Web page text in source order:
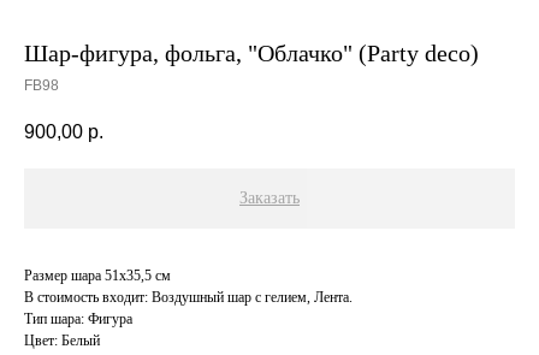
Шар-фигура, фольга, "Облачко" (Party deco)
FB98
900,00 р.
Заказать
Размер шара 51х35,5 см
В стоимость входит: Воздушный шар с гелием, Лента.
Тип шара: Фигура
Цвет: Белый